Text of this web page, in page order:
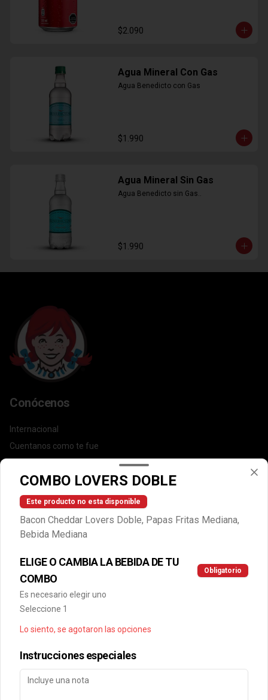
$2.090
Agua Mineral Con Gas
Agua Benedicto con Gas
$1.990
Agua Mineral Sin Gas
Agua Benedicto sin Gas..
$1.990
Conócenos
Internacional
Cuentanos como te fue
Trabaja con nosotros
Escríbenos por WhatsApp: +56950183243
Locales
Política de privacidad
Redes sociales
Facebook
Mi cuenta
COMBO LOVERS DOBLE
Este producto no esta disponible
Bacon Cheddar Lovers Doble, Papas Fritas Mediana,
Bebida Mediana
ELIGE O CAMBIA LA BEBIDA DE TU
COMBO
Obligatorio
Es necesario elegir uno
Seleccione 1
Lo siento, se agotaron las opciones
Instrucciones especiales